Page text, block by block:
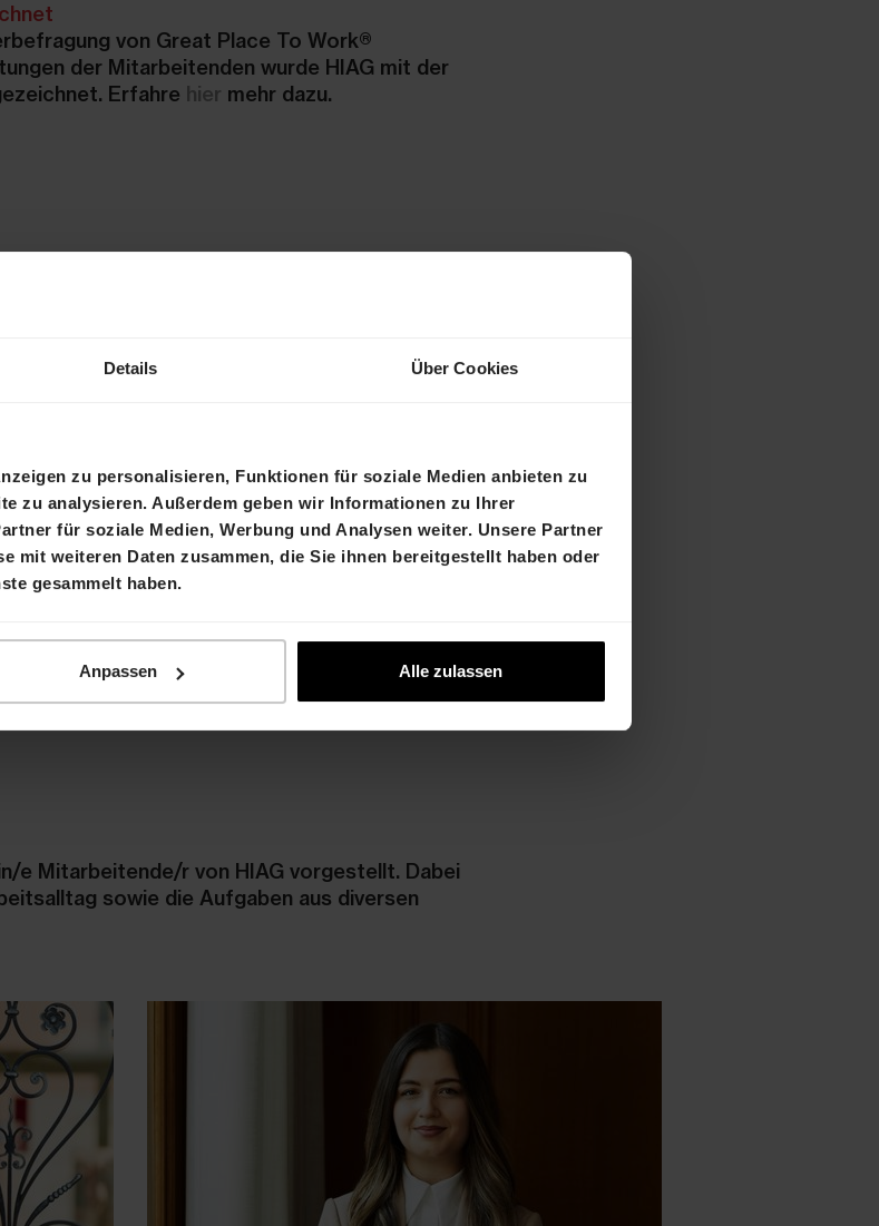
Details Über Cookies
zu personalisieren, Funktionen für soziale Medien anbieten zu
zu analysieren. Außerdem geben wir Informationen zu Ihrer
für soziale Medien, Werbung und Analysen weiter. Unsere Partner
mit weiteren Daten zusammen, die Sie ihnen bereitgestellt haben oder
gesammelt haben.
Anpassen Alle zulassen
von Great Place To Work®
der Mitarbeitenden wurde HIAG mit der
Erfahre hier mehr dazu.
gefunden?
Persönlichkeiten, die unsere Leidenschaft
Team bereichern kannst. Wir freuen uns auf
e Mitarbeitende/r von HIAG vorgestellt. Dabei
sowie die Aufgaben aus diversen